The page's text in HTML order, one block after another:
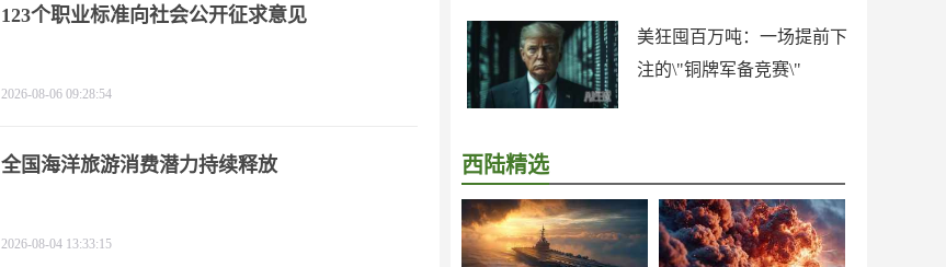
美狂囤百万吨：一场提前下
注的\"铜牌军备竞赛\"
西陆精选
123个职业标准向社会公开征求意见
2026-08-06 09:28:54
全国海洋旅游消费潜力持续释放
2026-08-04 13:33:15